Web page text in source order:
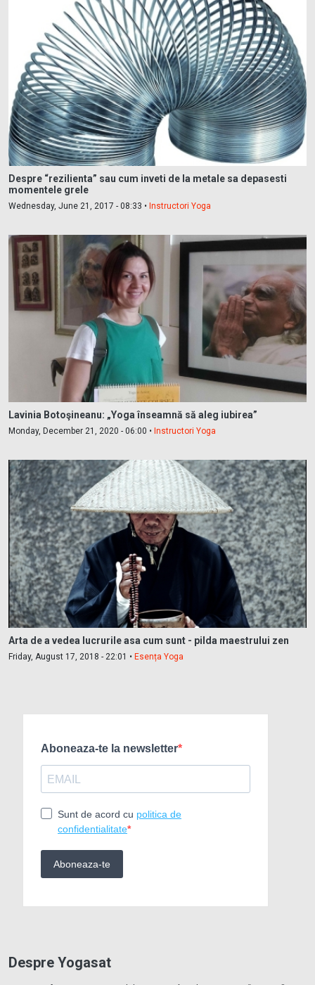
Despre “rezilienta” sau cum inveti de la metale sa depasesti
momentele grele
Wednesday, June 21, 2017 - 08:33 • Instructori Yoga
Lavinia Botoşineanu: „Yoga înseamnă să aleg iubirea”
Monday, December 21, 2020 - 06:00 • Instructori Yoga
Arta de a vedea lucrurile asa cum sunt - pilda maestrului zen
Friday, August 17, 2018 - 22:01 • Esența Yoga
Despre Yogasat